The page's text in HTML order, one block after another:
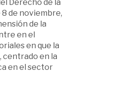
Derecho de la
de noviembre,
de la
en el
en que la
en la
en el sector